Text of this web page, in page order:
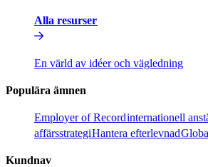
Alla resurser​​
En värld av idéer och vägledning​​
Populära ämnen​​
Employer of Record​​internationell
affärsstrategi​​Hantera efterlevnad​​
Kundnav​​